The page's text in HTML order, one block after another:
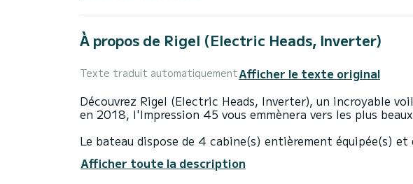
À propos de Rigel (Electric Heads, Inverter)
Texte traduit automatiquementAfficher le texte original
Découvrez Rigel (Electric Heads, Inverter), un incroyable
en 2018, l'Impression 45 vous emmènera vers les plus
Le bateau dispose de 4 cabine(s) entièrement équipée(s)
exceptionnelles sur l'eau dans les environs de Alimos Marina
Afficher toute la description